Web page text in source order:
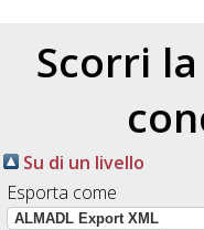
Scorri
Su di un livello
Esporta come